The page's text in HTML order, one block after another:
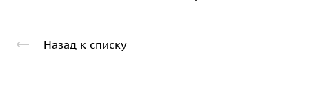
Назад к списку